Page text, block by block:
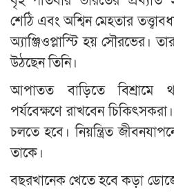
শেঠি এবং অশ্বিন মেহতার
অ্যাঞ্জিওপ্লাস্টি হয় সৌরভের।
উঠছেন তিনি।
আপাতত বাড়িতে বিশ্রামে
পর্যবেক্ষণে রাখবেন
চলতে হবে। নিয়ন্ত্রিত
তাকে।
বছরখানেক খেতে হবে কড়া